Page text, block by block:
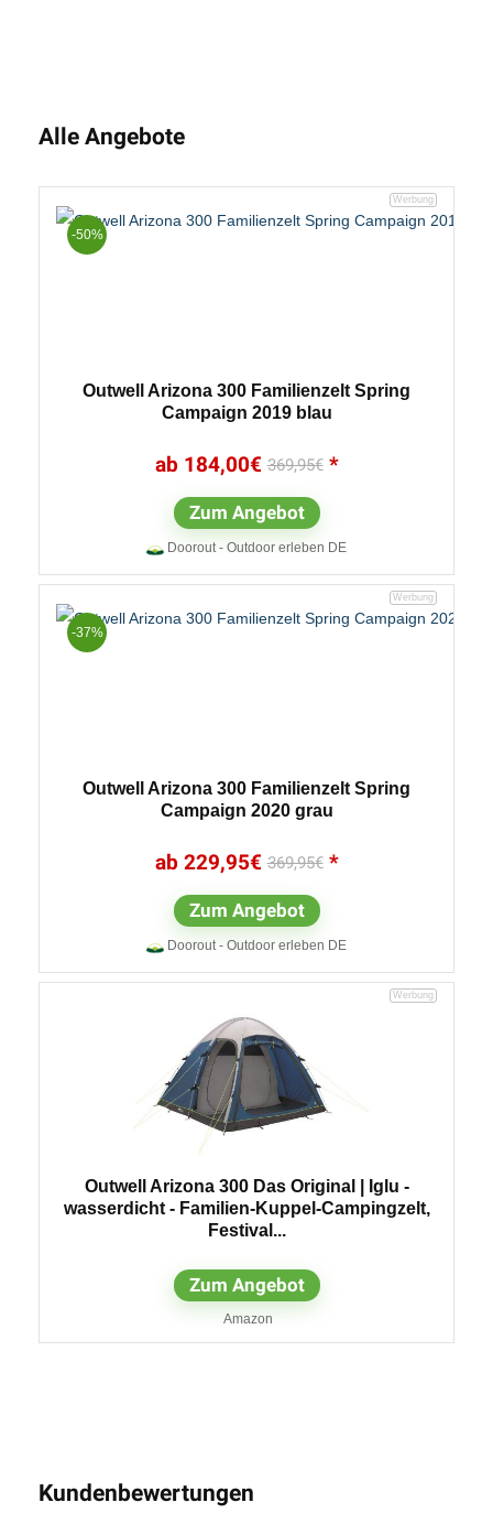
Alle Angebote
-50%
Outwell Arizona 300 Familienzelt Spring
Campaign 2019 blau
184,00€ 369,95€
Zum Angebot
Doorout - Outdoor erleben DE
-37%
Outwell Arizona 300 Familienzelt Spring
Campaign 2020 grau
229,95€ 369,95€
Zum Angebot
Doorout - Outdoor erleben DE
Outwell Arizona 300 Das Original | Iglu -
wasserdicht - Familien-Kuppel-Campingzelt,
Festival...
Zum Angebot
Amazon
Kundenbewertungen